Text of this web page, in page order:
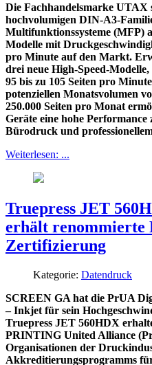
Die Fachhandelsmarke UTAX
hochvolumigen DIN-A3-
Multifunktionssysteme (MFP)
Modelle mit
pro Minute auf den Markt.
drei neue High-Speed-
95 bis zu 105 Seiten pro
potenziellen Monatsvolumen
250.000 Seiten pro Monat
Geräte eine hohe Performance
Bürodruck und
Weiterlesen: ...
Truepress JET
erhält renommierte
Zertifizierung
Kategorie: Datendruck
SCREEN GA hat die PrUA
– Inkjet für sein
Truepress JET 560HDX
PRINTING United Alliance
Organisationen der
Akkreditierungsprogramms